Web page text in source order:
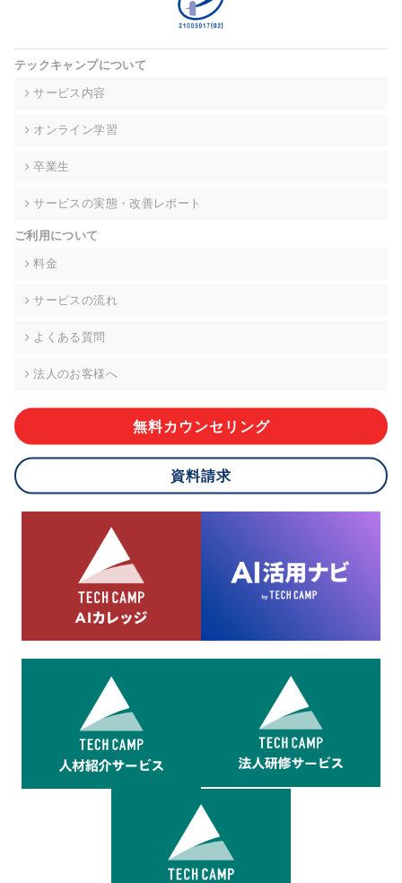
当社は事業運営上、前項利用目的の範囲に限って個人情報を外
高い委託先を選定し、個人情報の適正管理・機密保持について
個人情報の開示等(利用目的の通知、開示、内容の訂正・追加・
て、下記の当社問合わせ窓口に申し出ることができます。その
的な期間内に対応いたします。ただし、申請が本人確認が不可
により、ご希望に添えない場合があります。 なお、アクセスロ
グなどの個人情報以外の情報については、原則として開示等は
株式会社div 個人情報問合せ窓口
メールアドレス:privacy_policy@di-v.co.jp
ご本人様が当社に個人情報を提供されるかどうかは任意による
応ができない場合があります。
8.cookieにより取得・分析した情報とその利用について
当社は第三者が運営するデータ・マネジメント・プラットフォ
ームからcookieにより収集されたウェブの閲覧機歴及びその分
析結果を取得し、これをお客様の個人データと結びつけた上
で、広告配信等の目的で利用いたします。
テックキャンプについて
サービス内容
オンライン学習
卒業生
サービスの実態・改善レポート
ご利用について
料金
サービスの流れ
よくある質問
法人のお客様へ
無料カウンセリング
資料請求